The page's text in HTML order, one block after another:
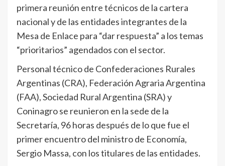
primera reunión entre técnicos de la cartera
nacional y de las entidades integrantes de la
Mesa de Enlace para “dar respuesta” a los temas
“prioritarios” agendados con el sector.
Personal técnico de Confederaciones Rurales
Argentinas (CRA), Federación Agraria Argentina
(FAA), Sociedad Rural Argentina (SRA) y
Coninagro se reunieron en la sede de la
Secretaría, 96 horas después de lo que fue el
primer encuentro del ministro de Economía,
Sergio Massa, con los titulares de las entidades.